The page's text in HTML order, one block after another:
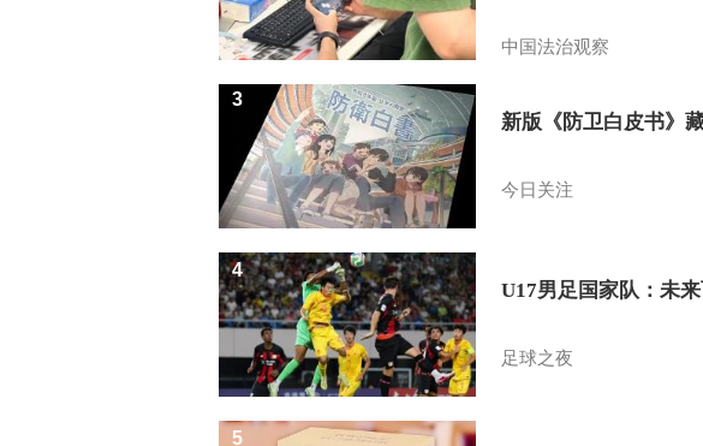
中国法治观察
新版《防卫白皮书》
今日关注
3
U17男足国家队：未
足球之夜
4
5